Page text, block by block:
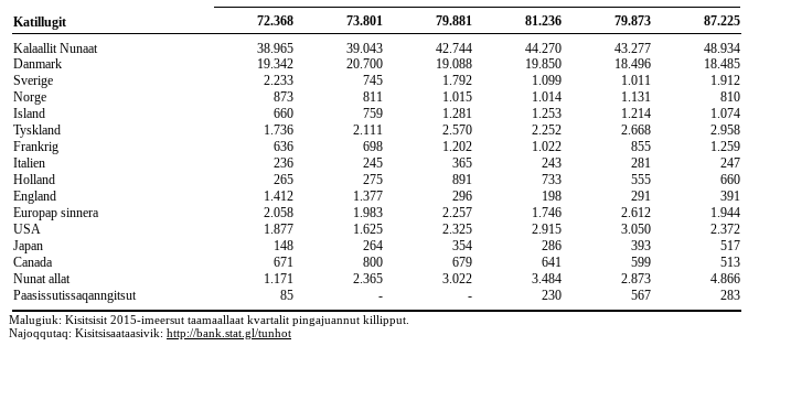
Katillugit 72.368 73.801 79.881 81.236 79.873
87.225
Kalaallit Nunaat
38.965 39.043 42.744 44.270 43.277
48.934
Danmark
19.342 20.700 19.088 19.850 18.496
18.485
Sverige
2.233 745 1.792 1.099 1.011
1.912
Norge
873 811 1.015 1.014 1.131
810
Island
660 759 1.281 1.253 1.214
1.074
Tyskland
1.736 2.111 2.570 2.252 2.668
2.958
Frankrig
636 698 1.202 1.022 855
1.259
Italien
236 245 365 243 281
247
Holland
265 275 891 733 555
660
England
1.412 1.377 296 198 291
391
Europap sinnera
2.058 1.983 2.257 1.746 2.612
1.944
USA
1.877 1.625 2.325 2.915 3.050
2.372
Japan
148 264 354 286 393
517
Canada
671 800 679 641 599
513
Nunat allat
1.171 2.365 3.022 3.484 2.873
4.866
Paasissutissaqanngitsut
85 - - 230 567 283
Malugiuk: Kisitsisit 2015-imeersut taamaallaat kvartalit pingajuannut killipput.
Najoqqutaq: Kisitsisaataasivik: http://bank.stat.gl/tunhot